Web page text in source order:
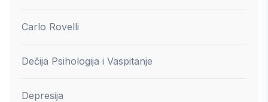
Carlo Rovelli
Dečija Psihologija i Vaspitanje
Depresija